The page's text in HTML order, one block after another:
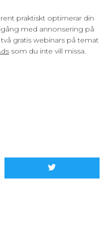
praktiskt optimerar din
med annonsering på
gratis webinars på temat
som du inte vill missa.